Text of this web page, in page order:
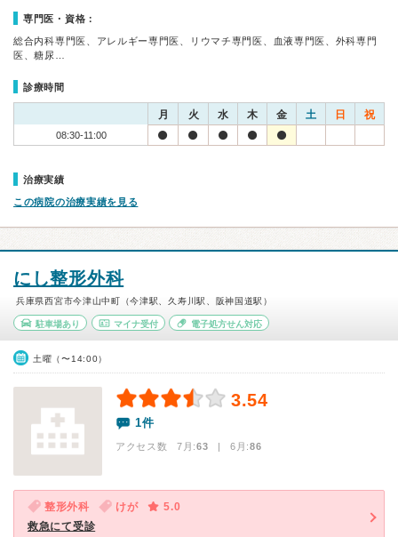
専門医・資格：
総合内科専門医、アレルギー専門医、リウマチ専門医、血液専門医、外科専門
医、糖尿…
診療時間
月 火 水 木 金 土 日 祝
08:30-11:00
治療実績
この病院の治療実績を見る
にし整形外科
兵庫県西宮市今津山中町（今津駅、久寿川駅、阪神国道駅）
駐車場あり マイナ受付 電子処方せん対応
土曜（〜14:00）
3.54
1件
アクセス数 7月:63 | 6月:86
整形外科 けが
5.0
救急にて受診